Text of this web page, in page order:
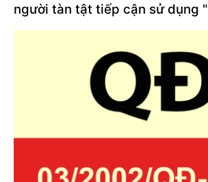
người tàn tật tiếp cận sử dụng "